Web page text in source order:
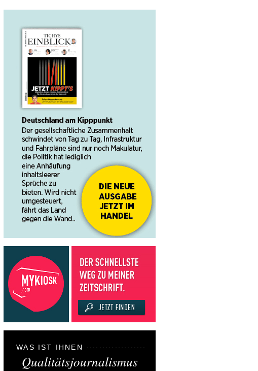
WAS IST IHNEN
Qualitätsjournalismus